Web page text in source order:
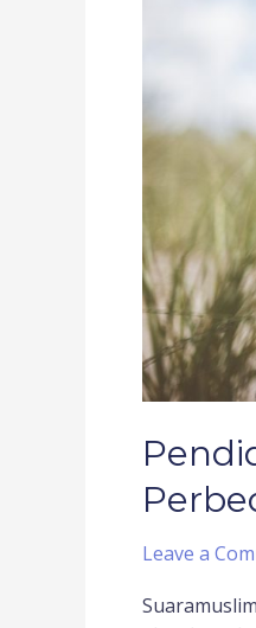
Leave a